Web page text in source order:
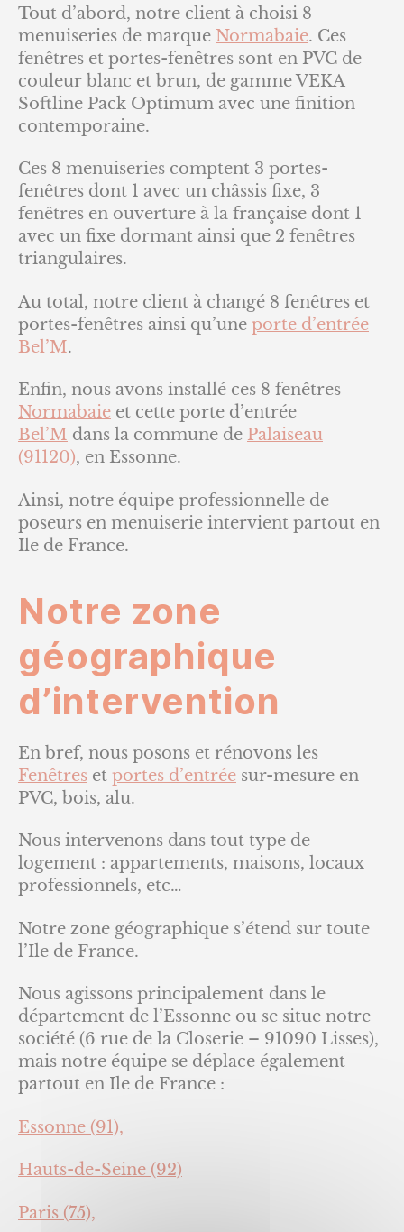
Tout d’abord, notre client à choisi 8
menuiseries de marque Normabaie. Ces
fenêtres et portes-fenêtres sont en PVC de
couleur blanc et brun, de gamme VEKA
Softline Pack Optimum avec une finition
contemporaine.
Ces 8 menuiseries comptent 3 portes-
fenêtres dont 1 avec un châssis fixe, 3
fenêtres en ouverture à la française dont 1
avec un fixe dormant ainsi que 2 fenêtres
triangulaires.
Au total, notre client à changé 8 fenêtres et
portes-fenêtres ainsi qu’une porte d’entrée
Bel’M.
Enfin, nous avons installé ces 8 fenêtres
Normabaie et cette porte d’entrée
Bel’M dans la commune de Palaiseau
(91120), en Essonne.
Ainsi, notre équipe professionnelle de
poseurs en menuiserie intervient partout en
Ile de France.
Notre zone
géographique
d’intervention
En bref, nous posons et rénovons les
Fenêtres et portes d’entrée sur-mesure en
PVC, bois, alu.
Nous intervenons dans tout type de
logement : appartements, maisons, locaux
professionnels, etc…
Notre zone géographique s’étend sur toute
l’Ile de France.
Nous agissons principalement dans le
département de l’Essonne ou se situe notre
société (6 rue de la Closerie – 91090 Lisses),
mais notre équipe se déplace également
partout en Ile de France :
Essonne (91),
Hauts-de-Seine (92)
Paris (75),